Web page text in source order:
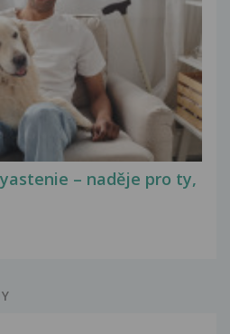
– naděje pro ty,